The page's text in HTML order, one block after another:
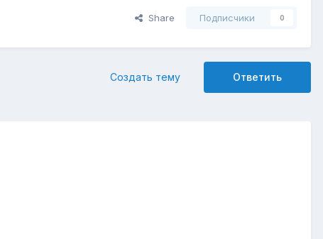
Share Подписчики 0
Ответить
Создать тему